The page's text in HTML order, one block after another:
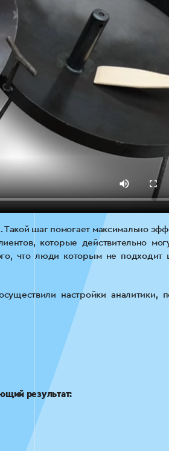
шаг помогает максимально
которые действительно
что люди которым не
настройки аналитики,
результат: